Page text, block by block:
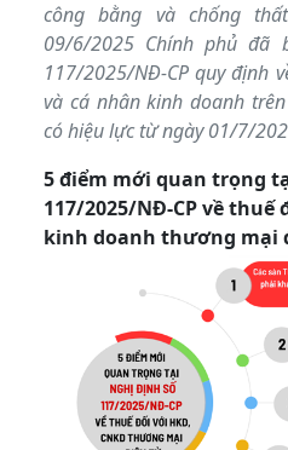
công bằng và chống
09/6/2025 Chính phủ đã
117/2025/NĐ-CP quy định
và cá nhân kinh doanh
có hiệu lực từ ngày 01/7/
5 điểm mới quan trọng
117/2025/NĐ-CP về thuế
kinh doanh thương mại